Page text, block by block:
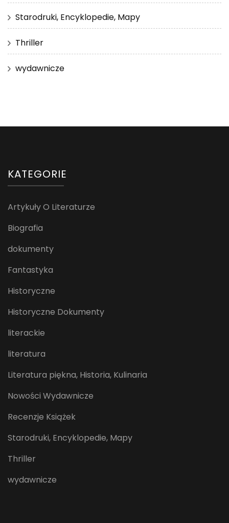
Starodruki, Encyklopedie, Mapy
Thriller
wydawnicze
KATEGORIE
Artykuły O Literaturze
Biografia
dokumenty
Fantastyka
Historyczne
Historyczne Dokumenty
literackie
literatura
Literatura piękna, Historia, Kulinaria
Nowości Wydawnicze
Recenzje Książek
Starodruki, Encyklopedie, Mapy
Thriller
wydawnicze